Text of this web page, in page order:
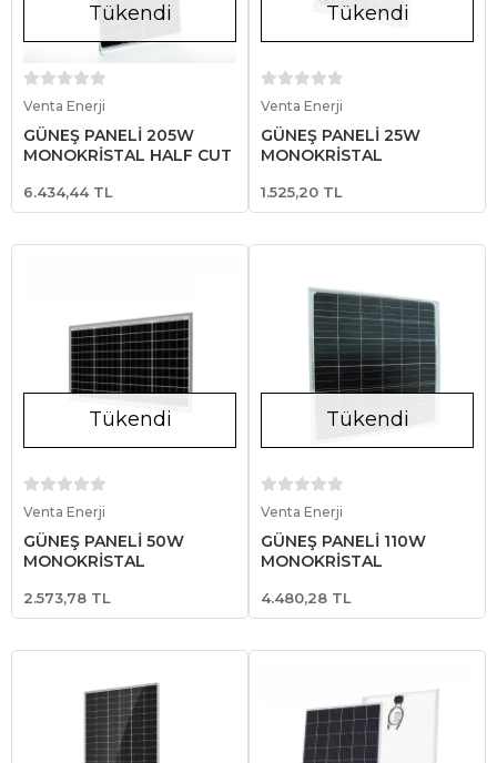
Tükendi
Venta Enerji
GÜNEŞ PANELİ 205W
MONOKRİSTAL HALF CUT
6.434,44 TL
Tükendi
Venta Enerji
GÜNEŞ PANELİ 25W
MONOKRİSTAL
1.525,20 TL
Tükendi
Venta Enerji
GÜNEŞ PANELİ 50W
MONOKRİSTAL
2.573,78 TL
Tükendi
Venta Enerji
GÜNEŞ PANELİ 110W
MONOKRİSTAL
4.480,28 TL